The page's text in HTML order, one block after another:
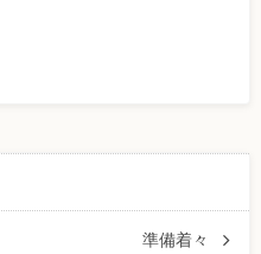
準備着々